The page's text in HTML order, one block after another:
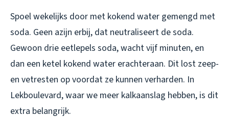
Spoel wekelijks door met kokend water gemengd met
soda. Geen azijn erbij, dat neutraliseert de soda.
Gewoon drie eetlepels soda, wacht vijf minuten, en
dan een ketel kokend water erachteraan. Dit lost zeep-
en vetresten op voordat ze kunnen verharden. In
Lekboulevard, waar we meer kalkaanslag hebben, is dit
extra belangrijk.